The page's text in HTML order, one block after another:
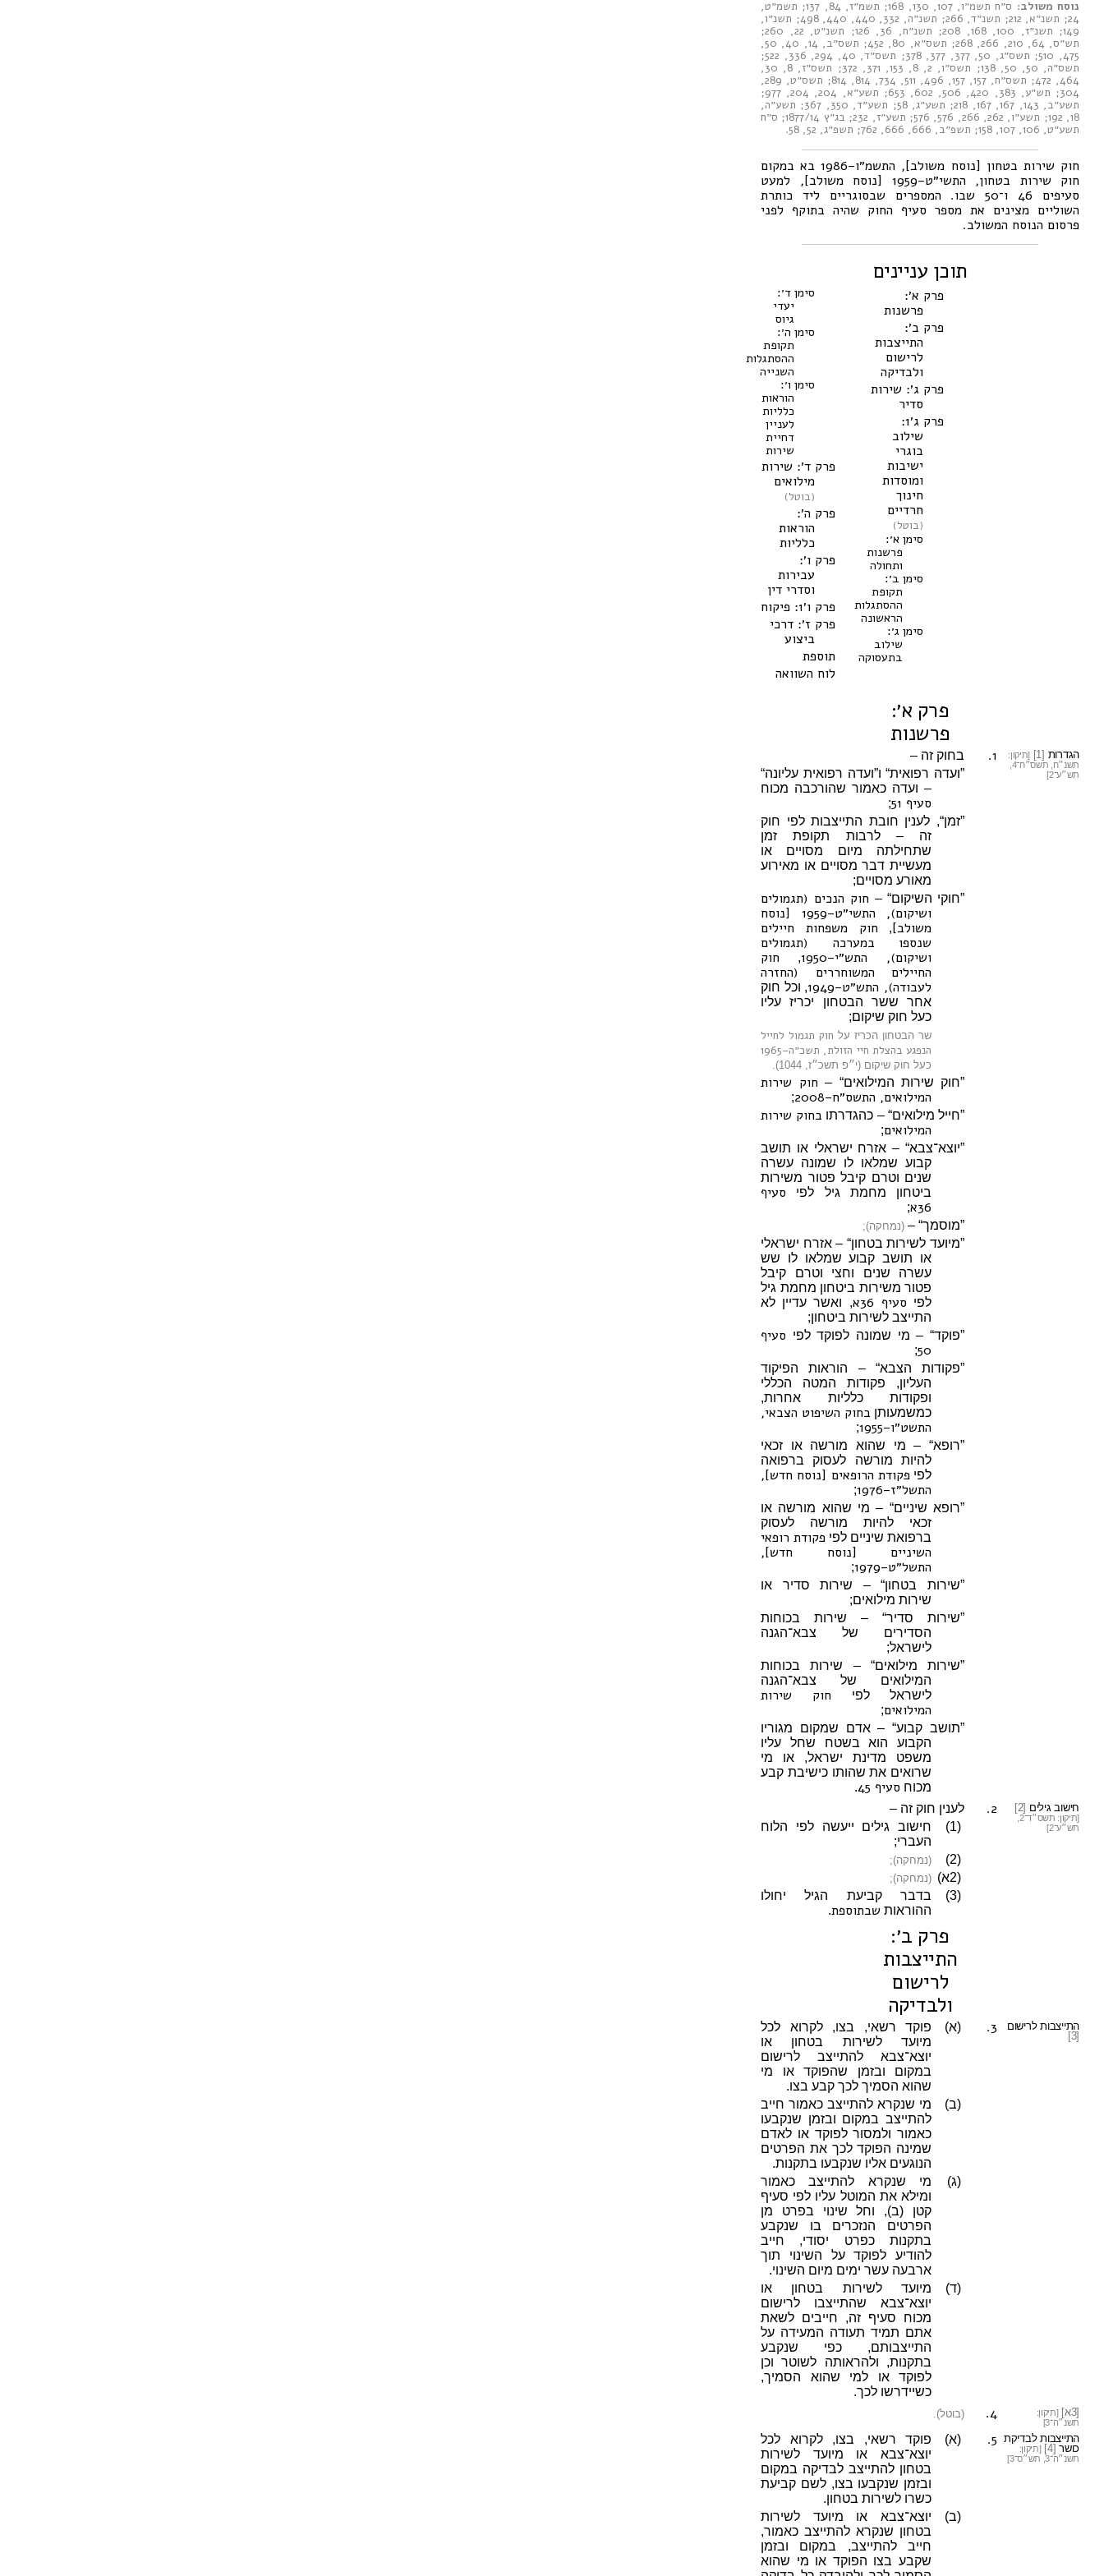
נוסח משולב: ס״ח תשמ״ו, 107 ,
130
,
168
; תשמ״ז, 84 ,
137
; תשמ״ט,
24
; תשנ״א, 212 ; תשנ״ד, 266 ; תשנ״ה, 332 ,
440
,
440
,
498
; תשנ״ו,
149
; תשנ״ז, 100 ,
168
,
208
; תשנ״ח, 36 ,
126
; תשנ״ט, 22 ,
260
;
תש״ס, 64
,
210
,
266
,
268
; תשס״א, 80 ,
452
; תשס״ב, 14 ,
40
,
50
,
475
,
510
; תשס״ג, 50 ,
377
,
377
,
378
; תשס״ד, 40 ,
294
,
336
,
522
;
תשס״ה, 50
,
50
,
138
; תשס״ו, 2 ,
8
,
153
,
371
,
372
; תשס״ז, 8 ,
30
,
464
,
472
; תשס״ח, 157 ,
157
,
496
,
511
,
734
,
814
,
814
; תשס״ט, 289
,
304
; תש״ע, 383 ,
420
,
506
,
602
,
653
; תשע״א, 204 ,
204
,
977
;
תשע״ב, 143
,
167
,
167
,
218
; תשע״ג, 58 ; תשע״ד, 350, 367 ; תשע״ה,
18
,
192
; תשע״ו, 262, 266 ,
576
,
576
; תשע״ז, 232 ; בג״ץ 1877/14 ; ס״ח
תשע״ט, 106
,
107
,
158
; תשפ״ב, 666, 666 ,
762
; תשפ״ג, 52 ,
58
.
חוק שירות בטחון [נוסח משולב], התשמ״ו–1986 בא במקום
חוק שירות בטחון, התשי״ט–1959 [נוסח משולב], למעט
סעיפים 46 ו־50 שבו. המספרים שבסוגריים ליד כותרת
השוליים מצינים את מספר סעיף החוק שהיה בתוקף לפני
פרסום הנוסח המשולב.
תוכן עניינים
פרק א׳:
פרשנות
פרק ב׳:
התייצבות
לרישום
ולבדיקה
פרק ג׳: שירות
סדיר
פרק ג׳1:
שילוב
בוגרי
ישיבות
ומוסדות
חינוך
חרדיים
(בוטל)
סימן א׳:
פרשנות
ותחולה
סימן ב׳:
תקופת
ההסתגלות
הראשונה
סימן ג׳:
שילוב
בתעסוקה
סימן ד׳:
יעדי
גיוס
סימן ה׳:
תקופת
ההסתגלות
השנייה
סימן ו׳:
הוראות
כלליות
לעניין
דחיית
שירות
פרק ד׳: שירות
מילואים
(בוטל)
פרק ה׳:
הוראות
כלליות
פרק ו׳:
עבירות
וסדרי דין
פרק ו׳1: פיקוח
פרק ז׳: דרכי
ביצוע
תוספת
לוח השוואה
פרק א׳:
פרשנות
1. הגדרות [1]
[תיקון:
תש״ע־2]
בחוק זה –
”ועדה רפואית“ ו”ועדה רפואית עליונה“
– ועדה כאמור שהורכבה מכוח
סעיף 51
;
”זמן“, לענין חובת התייצבות לפי חוק
זה – לרבות תקופת זמן
שתחילתה מיום מסויים או
מעשיית דבר מסויים או מאירוע
מאורע מסויים;
”חוקי השיקום“ – חוק הנכים (תגמולים
ושיקום), התשי״ט–1959 [נוסח
משולב], חוק משפחות חיילים
שנספו במערכה (תגמולים
ושיקום), התש״י–1950
, חוק
החיילים המשוחררים (החזרה
לעבודה), התש״ט–1949
, וכל חוק
אחר ששר הבטחון יכריז עליו
כעל חוק שיקום;
שר הבטחון הכריז על חוק תגמול לחייל
הנפגע בהצלת חיי הזולת, תשכ״ה–1965
כעל חוק שיקום (י״פ תשכ״ז, 1044).
”חוק שירות המילואים“ – חוק שירות
המילואים, התשס״ח–2008
;
”חייל מילואים“ – כהגדרתו בחוק שירות
המילואים;
”יוצא־צבא“ – אזרח ישראלי או תושב
קבוע שמלאו לו שמונה עשרה
שנים וטרם קיבל פטור משירות
ביטחון מחמת גיל לפי סעיף
36א
;
”מוסמך“ – (נמחקה);
”מיועד לשירות בטחון“ – אזרח ישראלי
או תושב קבוע שמלאו לו שש
עשרה שנים וחצי וטרם קיבל
פטור משירות ביטחון מחמת גיל
לפי סעיף 36א
, ואשר עדיין לא
התייצב לשירות ביטחון;
”פוקד“ – מי שמונה לפוקד לפי סעיף
50
;
”פקודות הצבא“ – הוראות הפיקוד
העליון, פקודות המטה הכללי
ופקודות כלליות אחרות,
כמשמעותן בחוק השיפוט הצבאי,
התשט״ו–1955
;
”רופא“ – מי שהוא מורשה או זכאי
להיות מורשה לעסוק ברפואה
לפי פקודת הרופאים [נוסח חדש],
התשל״ז–1976
;
”רופא שיניים“ – מי שהוא מורשה או
זכאי להיות מורשה לעסוק
ברפואת שיניים לפי פקודת רופאי
השיניים [נוסח חדש],
התשל״ט–1979
;
”שירות בטחון“ – שירות סדיר או
שירות מילואים;
”שירות סדיר“ – שירות בכוחות
הסדירים של צבא־הגנה
לישראל;
”שירות מילואים“ – שירות בכוחות
המילואים של צבא־הגנה
לישראל לפי חוק שירות
המילואים;
”תושב קבוע“ – אדם שמקום מגוריו
הקבוע הוא בשטח שחל עליו
משפט מדינת ישראל, או מי
שרואים את שהותו כישיבת קבע
מכוח סעיף 45 .
2. חישוב גילים [2]
תש״ע־2]
לענין חוק זה –
(1)
חישוב גילים ייעשה לפי הלוח
העברי;
(2)
(נמחקה);
(2א) (נמחקה);
(3)
בדבר קביעת הגיל יחולו
ההוראות שבתוספת.
פרק ב׳:
התייצבות
לרישום
ולבדיקה
3.
התייצבות לרישום
[3]
(א)
פוקד רשאי, בצו, לקרוא לכל
מיועד לשירות בטחון או
יוצא־צבא להתייצב לרישום
במקום ובזמן שהפוקד או מי
שהוא הסמיך לכך קבע בצו.
(ב)
מי שנקרא להתייצב כאמור חייב
להתייצב במקום ובזמן שנקבעו
כאמור ולמסור לפוקד או לאדם
שמינה הפוקד לכך את הפרטים
הנוגעים אליו שנקבעו בתקנות.
(ג)
מי שנקרא להתייצב כאמור
ומילא את המוטל עליו לפי סעיף
קטן (ב), וחל שינוי בפרט מן
הפרטים הנזכרים בו שנקבע
בתקנות כפרט יסודי, חייב
להודיע לפוקד על השינוי תוך
ארבעה עשר ימים מיום השינוי.
(ד)
מיועד לשירות בטחון או
יוצא־צבא שהתייצבו לרישום
מכוח סעיף זה, חייבים לשאת
אתם תמיד תעודה המעידה על
התייצבותם, כפי שנקבע
בתקנות, ולהראותה לשוטר וכן
לפוקד או למי שהוא הסמיך,
כשיידרשו לכך.
4. [3א]
[תיקון:
תשנ״ה־3]
(בוטל).
5. התייצבות לבדיקת
כושר [4]
[תיקון:
תשנ״ה־3, תש״ס־3]
(א)
פוקד רשאי, בצו, לקרוא לכל
יוצא־צבא או מיועד לשירות
בטחון להתייצב לבדיקה במקום
ובזמן שנקבעו בצו, לשם קביעת
כשרו לשירות בטחון.
(ב)
יוצא־צבא או מיועד לשירות
בטחון שנקרא להתייצב כאמור,
חייב להתייצב, במקום ובזמן
שקבע בצו הפוקד או מי שהוא